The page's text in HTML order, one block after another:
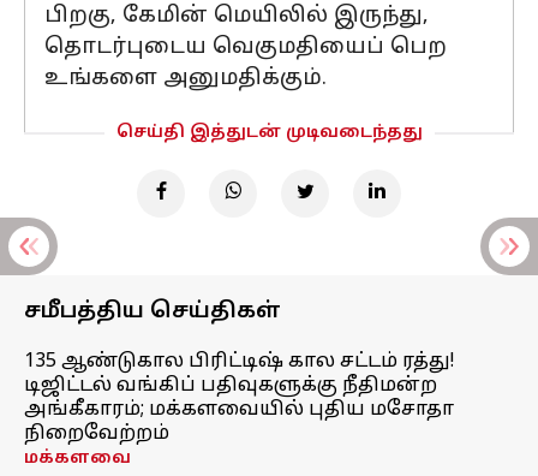
பிறகு, கேமின் மெயிலில் இருந்து,
தொடர்புடைய வெகுமதியைப் பெற
உங்களை அனுமதிக்கும்.
செய்தி இத்துடன் முடிவடைந்தது
சமீபத்திய செய்திகள்
135 ஆண்டுகால பிரிட்டிஷ் கால சட்டம் ரத்து!
டிஜிட்டல் வங்கிப் பதிவுகளுக்கு நீதிமன்ற
அங்கீகாரம்; மக்களவையில் புதிய மசோதா
நிறைவேற்றம்
மக்களவை